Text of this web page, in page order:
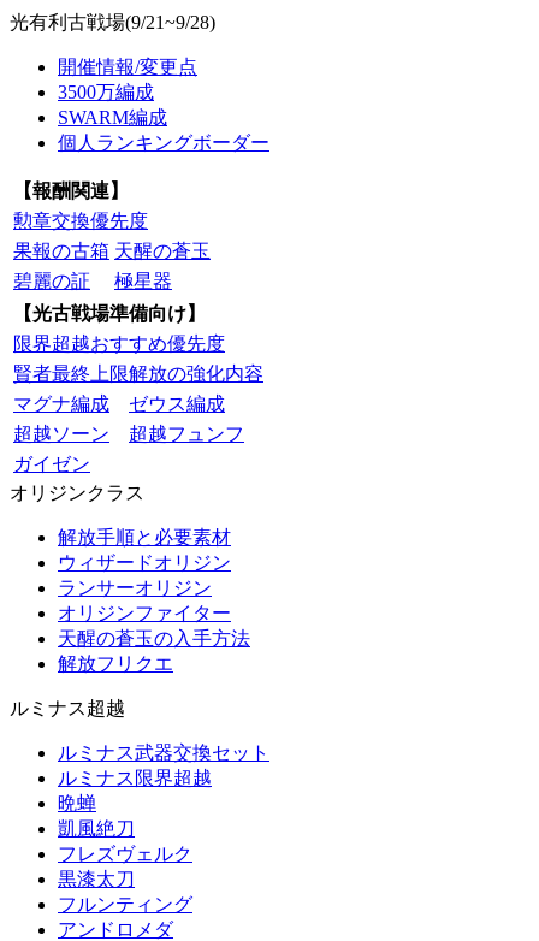
光有利古戦場(9/21~9/28)
開催情報/変更点
3500万編成
SWARM編成
個人ランキングボーダー
【報酬関連】
勲章交換優先度
果報の古箱 天醒の蒼玉
碧麗の証
極星器
【光古戦場準備向け】
限界超越おすすめ優先度
賢者最終上限解放の強化内容
マグナ編成
ゼウス編成
超越ソーン
超越フュンフ
ガイゼン
オリジンクラス
解放手順と必要素材
ウィザードオリジン
ランサーオリジン
オリジンファイター
天醒の蒼玉の入手方法
解放フリクエ
ルミナス超越
ルミナス武器交換セット
ルミナス限界超越
晩蝉
凱風絶刀
フレズヴェルク
黒漆太刀
フルンティング
アンドロメダ